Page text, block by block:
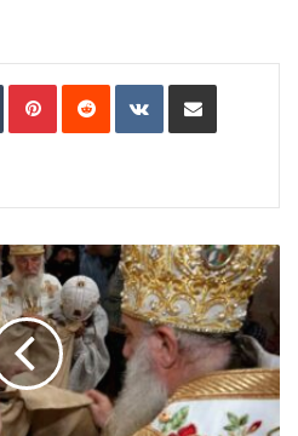
Tumblr PinterestReddit VKontakteShare via Email